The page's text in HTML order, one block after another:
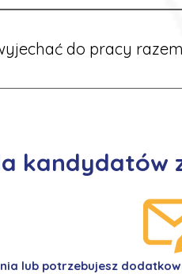
otrzymuje ubezpieczenie
do pracy
wspólnego wyjazdu.
kandydatów
lub potrzebujesz